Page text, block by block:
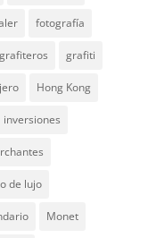
fotografía
grafiteros grafiti
Hong Kong
inversiones
de lujo
Monet